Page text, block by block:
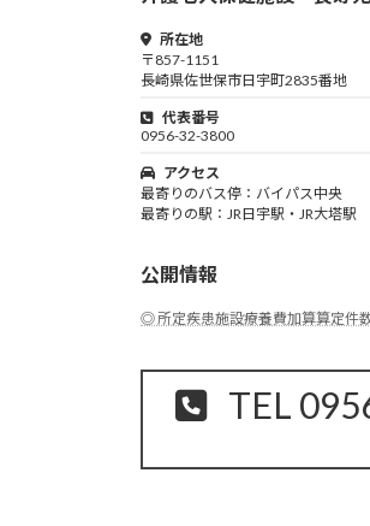
所在地
〒857-1151
長崎県佐世保市日宇町2835番地
代表番号
0956-32-3800
アクセス
最寄りのバス停：バイパス中央
最寄りの駅：JR日宇駅・JR大塔駅
公開情報
◎ 所定疾患施設療養費加算算定件
TEL